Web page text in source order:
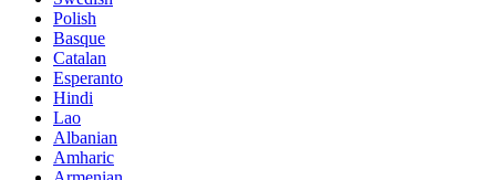
Polish
Basque
Catalan
Esperanto
Hindi
Lao
Albanian
Amharic